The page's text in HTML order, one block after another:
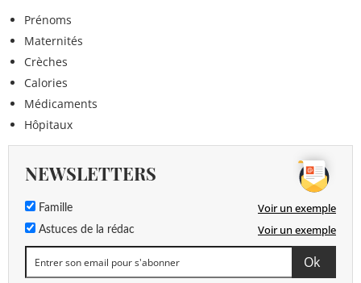
Prénoms
Maternités
Crèches
Calories
Médicaments
Hôpitaux
NEWSLETTERS
Famille Voir un exemple
Astuces de la rédac Voir un exemple